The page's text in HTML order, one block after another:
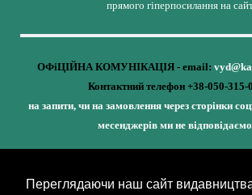
Переглядаючи наш сайт
прямого гіперпосилання на
ОФіЦІЙНА КОМУНІКАЦІЯ - email:
Контактний телефон +38-050-315-
на запити, чи на замовлення через сторінки
месенджерів ми не
Кожне наше видання - це внесок у